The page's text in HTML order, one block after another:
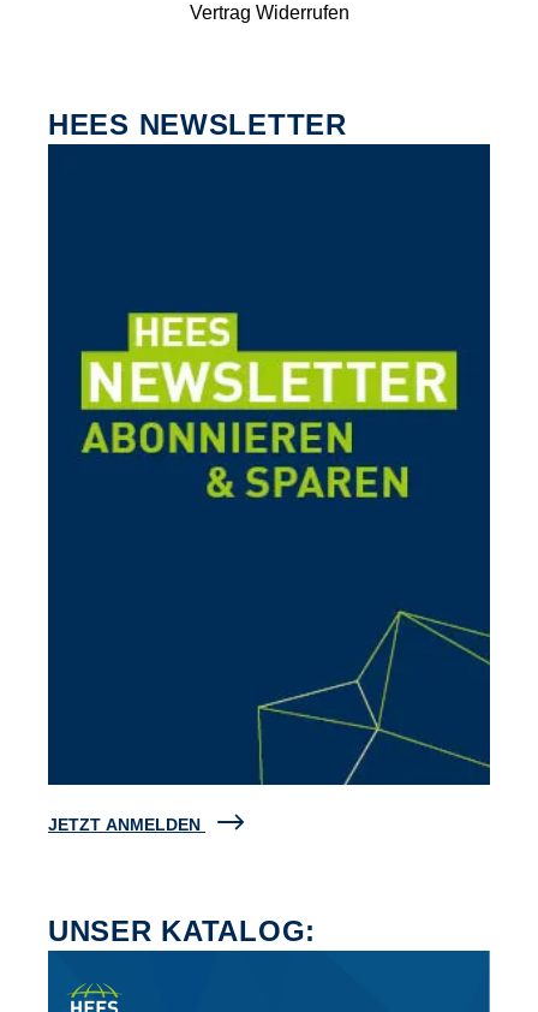
Vertrag Widerrufen
HEES NEWSLETTER
JETZT ANMELDEN
UNSER KATALOG: